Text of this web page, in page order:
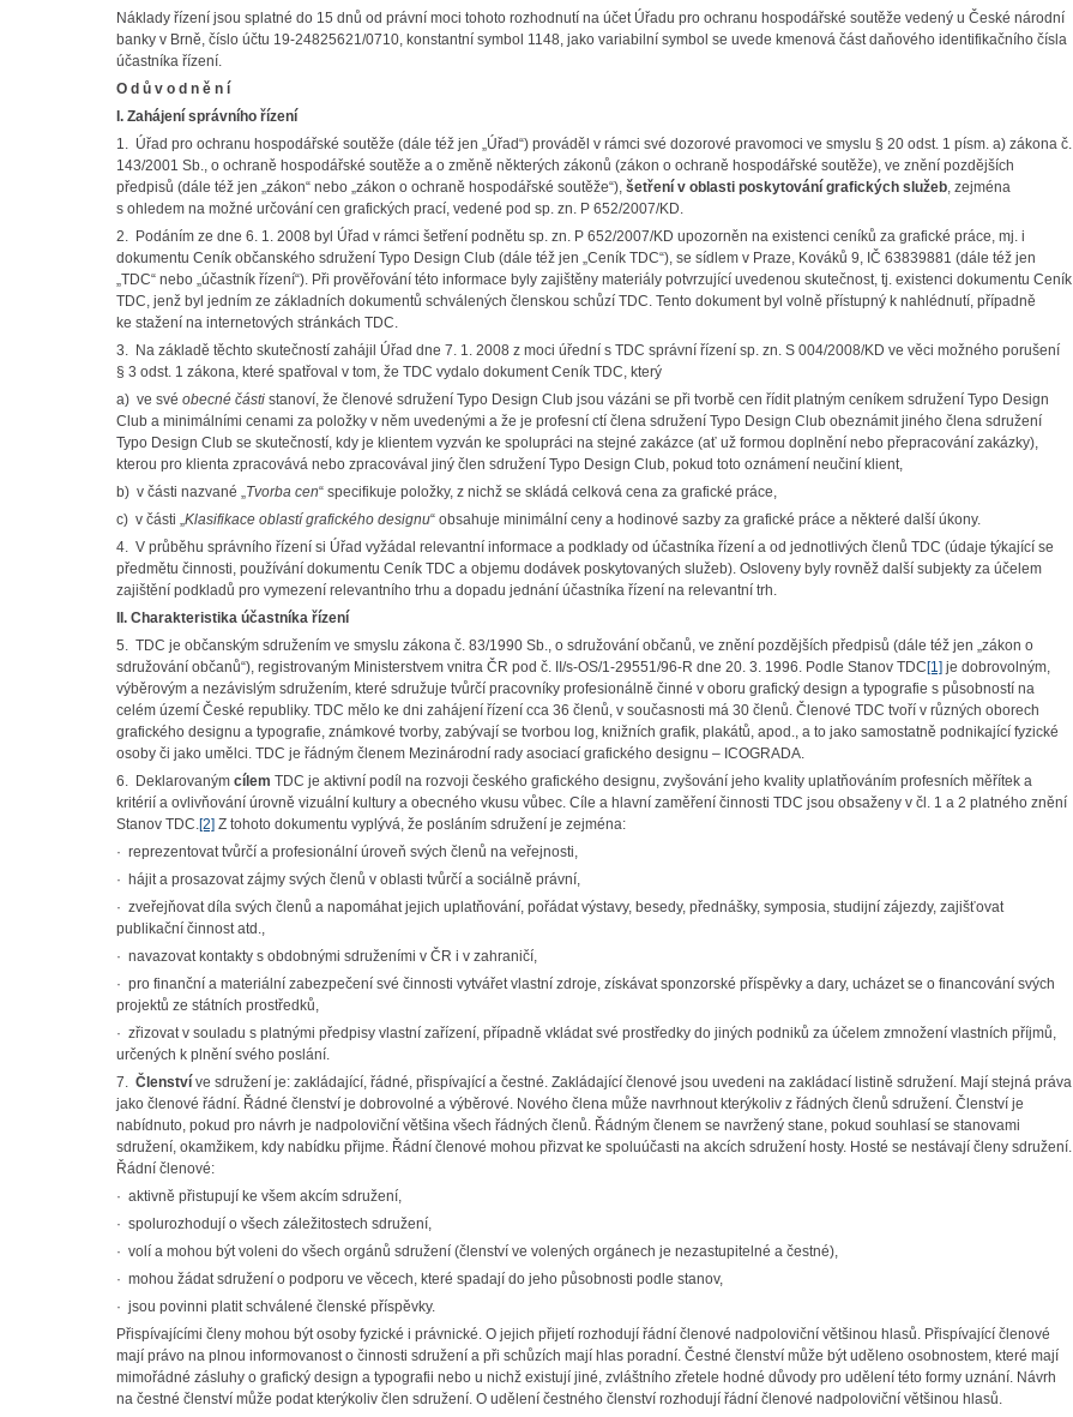
Náklady řízení jsou splatné do 15 dnů od právní moci tohoto rozhodnutí na účet Úřadu pro ochranu hospodářské soutěže vedený u České národní
banky v Brně, číslo účtu 19-24825621/0710, konstantní symbol 1148, jako variabilní symbol se uvede kmenová část daňového identifikačního čísla
účastníka řízení.
O d ů v o d n ě n í
I. Zahájení správního řízení
1. Úřad pro ochranu hospodářské soutěže (dále též jen „Úřad“) prováděl v rámci své dozorové pravomoci ve smyslu § 20 odst. 1 písm. a) zákona č.
143/2001 Sb., o ochraně hospodářské soutěže a o změně některých zákonů (zákon o ochraně hospodářské soutěže), ve znění pozdějších
předpisů (dále též jen „zákon“ nebo „zákon o ochraně hospodářské soutěže“), šetření v oblasti poskytování grafických služeb, zejména
s ohledem na možné určování cen grafických prací, vedené pod sp. zn. P 652/2007/KD.
2. Podáním ze dne 6. 1. 2008 byl Úřad v rámci šetření podnětu sp. zn. P 652/2007/KD upozorněn na existenci ceníků za grafické práce, mj. i
dokumentu Ceník občanského sdružení Typo Design Club (dále též jen „Ceník TDC“), se sídlem v Praze, Kováků 9, IČ 63839881 (dále též jen
„TDC“ nebo „účastník řízení“). Při prověřování této informace byly zajištěny materiály potvrzující uvedenou skutečnost, tj. existenci dokumentu Ceník
TDC, jenž byl jedním ze základních dokumentů schválených členskou schůzí TDC. Tento dokument byl volně přístupný k nahlédnutí, případně
ke stažení na internetových stránkách TDC.
3. Na základě těchto skutečností zahájil Úřad dne 7. 1. 2008 z moci úřední s TDC správní řízení sp. zn. S 004/2008/KD ve věci možného porušení
§ 3 odst. 1 zákona, které spatřoval v tom, že TDC vydalo dokument Ceník TDC, který
a) ve své obecné části stanoví, že členové sdružení Typo Design Club jsou vázáni se při tvorbě cen řídit platným ceníkem sdružení Typo Design
Club a minimálními cenami za položky v něm uvedenými a že je profesní ctí člena sdružení Typo Design Club obeznámit jiného člena sdružení
Typo Design Club se skutečností, kdy je klientem vyzván ke spolupráci na stejné zakázce (ať už formou doplnění nebo přepracování zakázky),
kterou pro klienta zpracovává nebo zpracovával jiný člen sdružení Typo Design Club, pokud toto oznámení neučiní klient,
b) v části nazvané „Tvorba cen“ specifikuje položky, z nichž se skládá celková cena za grafické práce,
c) v části „Klasifikace oblastí grafického designu“ obsahuje minimální ceny a hodinové sazby za grafické práce a některé další úkony.
4. V průběhu správního řízení si Úřad vyžádal relevantní informace a podklady od účastníka řízení a od jednotlivých členů TDC (údaje týkající se
předmětu činnosti, používání dokumentu Ceník TDC a objemu dodávek poskytovaných služeb). Osloveny byly rovněž další subjekty za účelem
zajištění podkladů pro vymezení relevantního trhu a dopadu jednání účastníka řízení na relevantní trh.
II. Charakteristika účastníka řízení
5. TDC je občanským sdružením ve smyslu zákona č. 83/1990 Sb., o sdružování občanů, ve znění pozdějších předpisů (dále též jen „zákon o
sdružování občanů“), registrovaným Ministerstvem vnitra ČR pod č. II/s-OS/1-29551/96-R dne 20. 3. 1996. Podle Stanov TDC [1] je dobrovolným,
výběrovým a nezávislým sdružením, které sdružuje tvůrčí pracovníky profesionálně činné v oboru grafický design a typografie s působností na
celém území České republiky. TDC mělo ke dni zahájení řízení cca 36 členů, v současnosti má 30 členů. Členové TDC tvoří v různých oborech
grafického designu a typografie, známkové tvorby, zabývají se tvorbou log, knižních grafik, plakátů, apod., a to jako samostatně podnikající fyzické
osoby či jako umělci. TDC je řádným členem Mezinárodní rady asociací grafického designu – ICOGRADA.
6. Deklarovaným cílem TDC je aktivní podíl na rozvoji českého grafického designu, zvyšování jeho kvality uplatňováním profesních měřítek a
kritérií a ovlivňování úrovně vizuální kultury a obecného vkusu vůbec. Cíle a hlavní zaměření činnosti TDC jsou obsaženy v čl. 1 a 2 platného znění
Stanov TDC.[2] Z tohoto dokumentu vyplývá, že posláním sdružení je zejména:
· reprezentovat tvůrčí a profesionální úroveň svých členů na veřejnosti,
· hájit a prosazovat zájmy svých členů v oblasti tvůrčí a sociálně právní,
· zveřejňovat díla svých členů a napomáhat jejich uplatňování, pořádat výstavy, besedy, přednášky, symposia, studijní zájezdy, zajišťovat
publikační činnost atd.,
· navazovat kontakty s obdobnými sdruženími v ČR i v zahraničí,
· pro finanční a materiální zabezpečení své činnosti vytvářet vlastní zdroje, získávat sponzorské příspěvky a dary, ucházet se o financování svých
projektů ze státních prostředků,
· zřizovat v souladu s platnými předpisy vlastní zařízení, případně vkládat své prostředky do jiných podniků za účelem zmnožení vlastních příjmů,
určených k plnění svého poslání.
7. Členství ve sdružení je: zakládající, řádné, přispívající a čestné. Zakládající členové jsou uvedeni na zakládací listině sdružení. Mají stejná práva
jako členové řádní. Řádné členství je dobrovolné a výběrové. Nového člena může navrhnout kterýkoliv z řádných členů sdružení. Členství je
nabídnuto, pokud pro návrh je nadpoloviční většina všech řádných členů. Řádným členem se navržený stane, pokud souhlasí se stanovami
sdružení, okamžikem, kdy nabídku přijme. Řádní členové mohou přizvat ke spoluúčasti na akcích sdružení hosty. Hosté se nestávají členy sdružení.
Řádní členové:
· aktivně přistupují ke všem akcím sdružení,
· spolurozhodují o všech záležitostech sdružení,
· volí a mohou být voleni do všech orgánů sdružení (členství ve volených orgánech je nezastupitelné a čestné),
· mohou žádat sdružení o podporu ve věcech, které spadají do jeho působnosti podle stanov,
· jsou povinni platit schválené členské příspěvky.
Přispívajícími členy mohou být osoby fyzické i právnické. O jejich přijetí rozhodují řádní členové nadpoloviční většinou hlasů. Přispívající členové
mají právo na plnou informovanost o činnosti sdružení a při schůzích mají hlas poradní. Čestné členství může být uděleno osobnostem, které mají
mimořádné zásluhy o grafický design a typografii nebo u nichž existují jiné, zvláštního zřetele hodné důvody pro udělení této formy uznání. Návrh
na čestné členství může podat kterýkoliv člen sdružení. O udělení čestného členství rozhodují řádní členové nadpoloviční většinou hlasů.